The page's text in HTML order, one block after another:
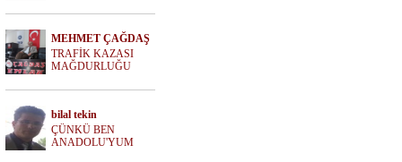
MEHMET ÇAĞDAŞ
TRAFİK KAZASI
MAĞDURLUĞU
bilal tekin
ÇÜNKÜ BEN
ANADOLU'YUM